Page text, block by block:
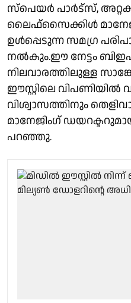
സ്‌പെയര്‍ പാര്‍ട്‌സ്,
ലൈഫ്സൈക്കിള്‍
ഉള്‍പ്പെടുന്ന സമഗ്ര
നല്‍കും.ഈ നേട്ടം
നിലവാരത്തിലുള്ള
ഈസ്റ്റിലെ വിപണിയില്‍
വിശ്വാസത്തിനും
മാനേജിംഗ്
പറഞ്ഞു.